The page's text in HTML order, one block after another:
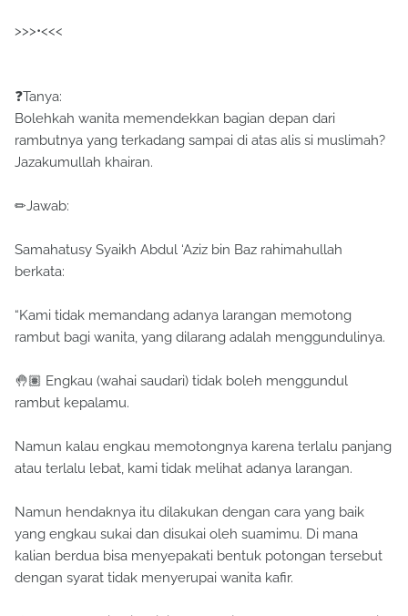
>>>•<<<
❓Tanya:
Bolehkah wanita memendekkan bagian depan dari
rambutnya yang terkadang sampai di atas alis si muslimah?
Jazakumullah khairan.
✏Jawab:
Samahatusy Syaikh Abdul ‘Aziz bin Baz rahimahullah
berkata:
“Kami tidak memandang adanya larangan memotong
rambut bagi wanita, yang dilarang adalah menggundulinya.
🤚🏽 Engkau (wahai saudari) tidak boleh menggundul
rambut kepalamu.
Namun kalau engkau memotongnya karena terlalu panjang
atau terlalu lebat, kami tidak melihat adanya larangan.
Namun hendaknya itu dilakukan dengan cara yang baik
yang engkau sukai dan disukai oleh suamimu. Di mana
kalian berdua bisa menyepakati bentuk potongan tersebut
dengan syarat tidak menyerupai wanita kafir.